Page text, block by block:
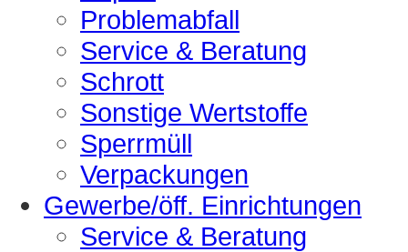
Problemabfall
Service & Beratung
Schrott
Sonstige Wertstoffe
Sperrmüll
Verpackungen
Gewerbe/öff. Einrichtungen
Service & Beratung